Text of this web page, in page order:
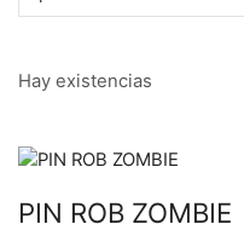
Hay existencias
PIN ROB ZOMBIE